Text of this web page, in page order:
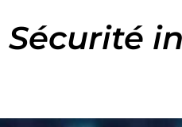
Sécurité